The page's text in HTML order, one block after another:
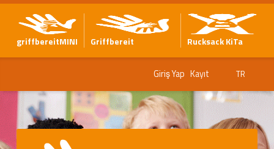
griffbereitMINI Griffbereit Rucksack KiTa
Giriş Yap Kayıt TR